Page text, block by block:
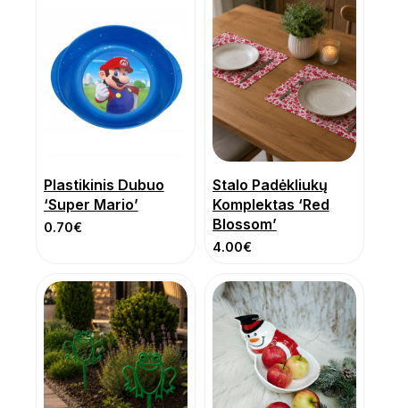
Plastikinis Dubuo
‘Super Mario’
0.70€
Stalo Padėkliukų
Komplektas ‘Red
Blossom’
4.00€